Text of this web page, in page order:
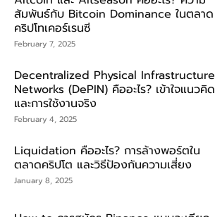
สัมพันธ์กับ Bitcoin Dominance ในตลาด
คริปโทเคอร์เรนซี
February 7, 2025
Decentralized Physical Infrastructure
Networks (DePIN) คืออะไร? เข้าใจแนวคิด
และการใช้งานจริง
February 4, 2025
Liquidation คืออะไร? การล้างพอร์ตใน
ตลาดคริปโต และวิธีป้องกันความเสี่ยง
January 8, 2025